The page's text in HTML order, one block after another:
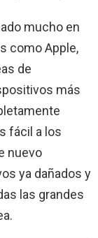
mucho en
como Apple,
de
más
fácil a los
nuevo
ya dañados y
las grandes